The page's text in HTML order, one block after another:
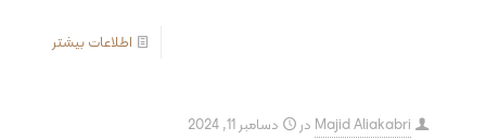
اطلاعات بیشتر
Majid Aliakabri در
دسامبر 11, 2024